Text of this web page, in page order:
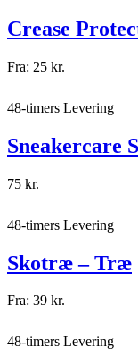
Crease
Fra: 25 kr.
48-timers Levering
Sneakercare
75 kr.
48-timers Levering
Skotræ – Træ
Fra: 39 kr.
48-timers Levering